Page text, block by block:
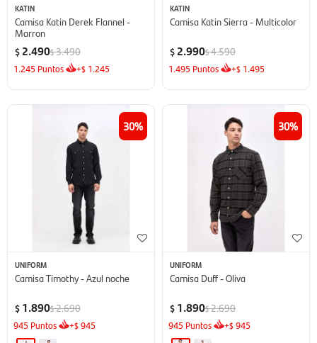
KATIN
Camisa Katin Derek Flannel -
Marron
$ 2.490$3.490
1.245 Puntos +$ 1.245
KATIN
Camisa Katin Sierra - Multicolor
$ 2.990$4.590
1.495 Puntos +$ 1.495
30
UNIFORM
Camisa Timothy - Azul noche
$ 1.890$2.690
945 Puntos +$945
30
UNIFORM
Camisa Duff - Oliva
$ 1.890$2.690
945 Puntos +$945